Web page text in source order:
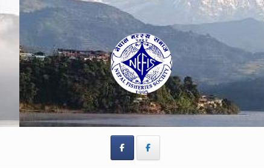
Skip
to
navigation
Skip
to
content